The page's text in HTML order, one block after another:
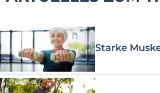
Starke